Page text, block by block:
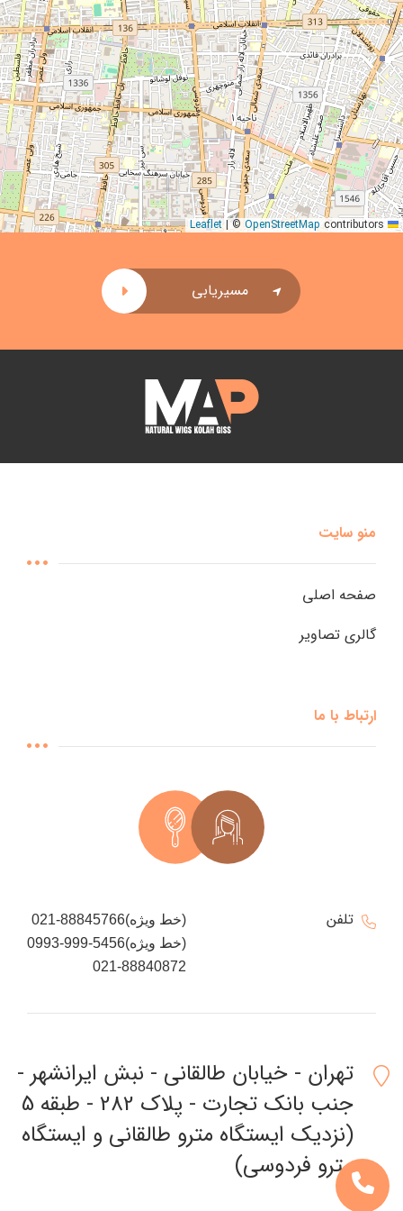
منو سایت
صفحه اصلی
گالری تصاویر
ارتباط با ما
تلفن
021-88845766(خط ویژه)
0993-999-5456(خط ویژه)
021-88840872
|© OpenStreetMapcontributors
تهران - خیابان طالقانی - نبش ایرانشهر -
جنب بانک تجارت - پلاک 282 - طبقه 5
(نزدیک ایستگاه مترو طالقانی و ایستگاه
مترو فردوسی)
مسیریابی